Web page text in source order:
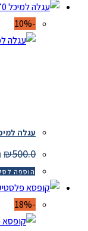
עגלה למיכל 70 ליטר (לא כולל מיכל
₪500.0
הוספה לסל